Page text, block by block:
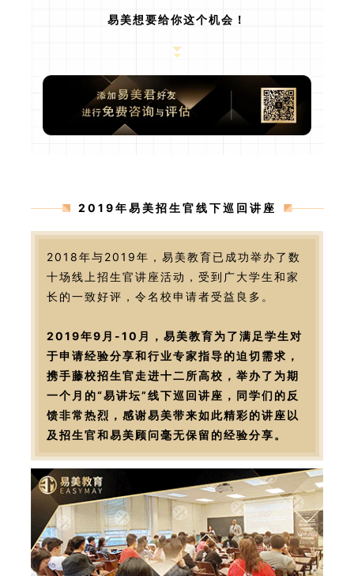
易美想要给你这个机会！
2019年易美招生官线下巡回讲座
2018年与2019年，易美教育已成功举办了数
十场线上招生官讲座活动，受到广大学生和家
长的一致好评，令名校申请者受益良多。
2019年9月-10月，易美教育为了满足学生对
于申请经验分享和行业专家指导的迫切需求，
携手藤校招生官走进十二所高校，举办了为期
一个月的“易讲坛”线下巡回讲座，同学们的反
馈非常热烈，感谢易美带来如此精彩的讲座以
及招生官和易美顾问毫无保留的经验分享。